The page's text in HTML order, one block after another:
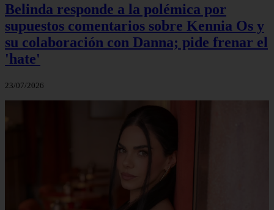
Belinda responde a la polémica por
supuestos comentarios sobre Kennia Os y
su colaboración con Danna; pide frenar el
'hate'
23/07/2026